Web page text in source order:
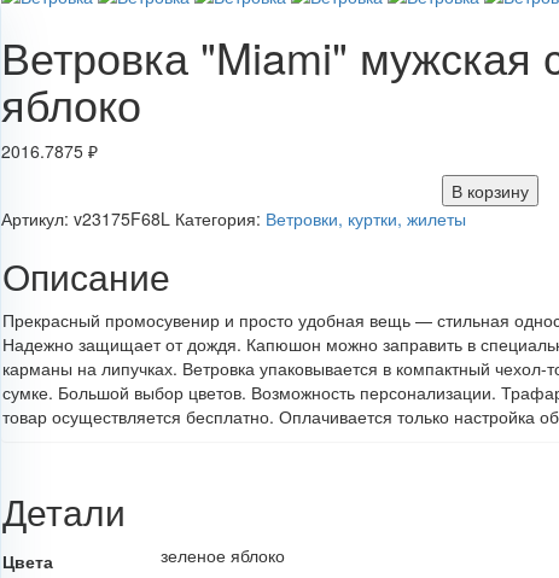
Ветровка "Miami" мужская
яблоко
2016.7875 ₽
В корзину
Артикул: v23175F68L Категория: Ветровки, куртки, жилеты
Описание
Прекрасный промосувенир и просто удобная вещь — стильная
Надежно защищает от дождя. Капюшон можно заправить в
карманы на липучках. Ветровка упаковывается в компактный
сумке. Большой выбор цветов. Возможность персонализации.
товар осуществляется бесплатно. Оплачивается только настройка
Детали
Цвета
зеленое яблоко